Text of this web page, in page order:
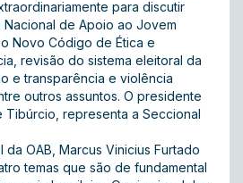
para discutir
Nacional de Apoio ao Jovem
Novo Código de Ética e
revisão do sistema eleitoral da
e transparência e violência
outros assuntos. O presidente
Tibúrcio, representa a Seccional
OAB, Marcus Vinicius Furtado
temas que são de fundamental